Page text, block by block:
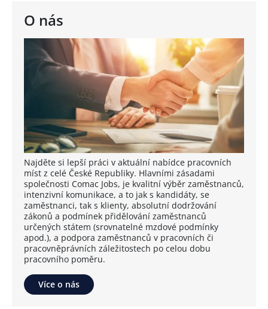
O nás
Najděte si lepší práci v aktuální nabídce pracovních
míst z celé České Republiky. Hlavními zásadami
společnosti Comac Jobs, je kvalitní výběr zaměstnanců,
intenzivní komunikace, a to jak s kandidáty, se
zaměstnanci, tak s klienty, absolutní dodržování
zákonů a podmínek přidělování zaměstnanců
určených státem (srovnatelné mzdové podmínky
apod.), a podpora zaměstnanců v pracovních či
pracovněprávních záležitostech po celou dobu
pracovního poměru.
Více o nás